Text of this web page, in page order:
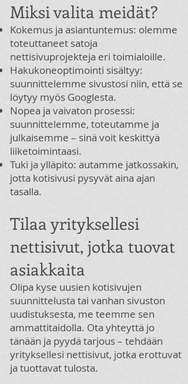
Miksi valita meidät?
Kokemus ja asiantuntemus: olemme
toteuttaneet satoja
nettisivuprojekteja eri toimialoille.
Hakukoneoptimointi sisältyy:
suunnittelemme sivustosi niin, että se
löytyy myös Googlesta.
Nopea ja vaivaton prosessi:
suunnittelemme, toteutamme ja
julkaisemme – sinä voit keskittyä
liiketoimintaasi.
Tuki ja ylläpito: autamme jatkossakin,
jotta kotisivusi pysyvät aina ajan
tasalla.
Tilaa yrityksellesi
nettisivut, jotka tuovat
asiakkaita
Olipa kyse uusien kotisivujen
suunnittelusta tai vanhan sivuston
uudistuksesta, me teemme sen
ammattitaidolla. Ota yhteyttä jo
tänään ja pyydä tarjous – tehdään
yrityksellesi nettisivut, jotka erottuvat
ja tuottavat tulosta.